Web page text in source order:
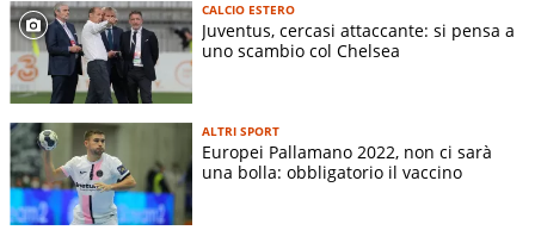
CALCIO ESTERO
Juventus, cercasi attaccante: si pensa a
uno scambio col Chelsea
ALTRI SPORT
Europei Pallamano 2022, non ci sarà
una bolla: obbligatorio il vaccino